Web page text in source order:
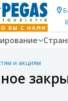
и акциям